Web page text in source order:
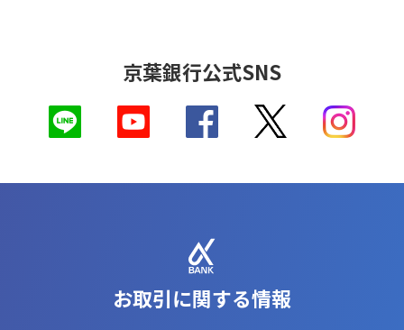
京葉銀行公式SNS
お取引に関する情報